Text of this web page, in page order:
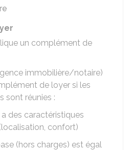
un complément de
immobilière/notaire)
de loyer si les
sont réunies :
des caractéristiques
confort)
(hors charges) est égal